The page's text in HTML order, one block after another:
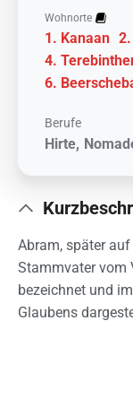
Wohnorte
Kanaan
Berufe
Hirte
Abram, später
Stammvater vom
bezeichnet und
Glaubens